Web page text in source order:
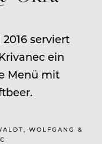
serviert
ein
Menü mit
WOLFGANG &